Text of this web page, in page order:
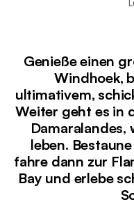
Genieße einen
Windhoek,
ultimativem,
Weiter geht es in
Damaralandes,
leben.
fahre dann zur
Bay und erlebe